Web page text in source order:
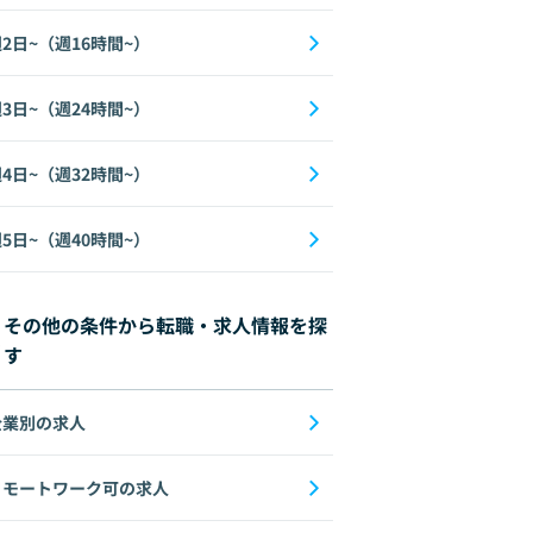
日~（週16時間~）
日~（週24時間~）
日~（週32時間~）
日~（週40時間~）
その他の条件から転職・求人情報を探
す
別の求人
モートワーク可の求人